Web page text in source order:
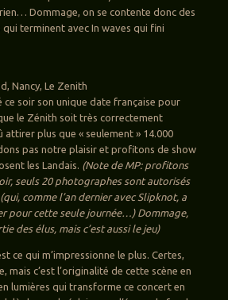
Dommage, on se contente donc des
qui terminent avec In waves qui fini
Nancy, Le Zenith
ce soir son unique date française pour
le Zénith soit très correctement
plus que « seulement » 14.000
pas notre plaisir et profitons de show
les Landais. (Note de MP: profitons
seuls 20 photographes sont autorisés
comme l’an dernier avec Slipknot, a
pour cette seule journée…) Dommage,
des élus, mais c’est aussi le jeu)
ce qui m’impressionne le plus. Certes,
mais c’est l’originalité de cette scène en
lumières qui transforme ce concert en